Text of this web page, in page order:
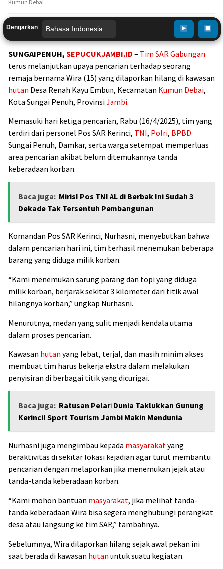
Kumun Debai
Dengarkan
SUNGAIPENUH, SEPUCUKJAMBI.ID – Tim SAR Gabungan
terus melanjutkan upaya pencarian terhadap seorang
remaja bernama Wira (15) yang dilaporkan hilang di kawasan
hutan Desa Renah Kayu Embun, Kecamatan Kumun Debai,
Kota Sungai Penuh, ProvinsiJambi.
Memasuki hari ketiga pencarian, Rabu (16/4/2025), tim yang
terdiri dari personel Pos SAR Kerinci, TNI, Polri, BPBD
Sungai Penuh, Damkar, serta warga setempat memperluas
area pencarian akibat belum ditemukannya tanda
keberadaan korban.
Baca juga: Miris! Pos TNI AL di Berbak Ini Sudah 3
Dekade Tak Tersentuh Pembangunan
Komandan Pos SAR Kerinci, Nurhasni, menyebutkan bahwa
dalam pencarian hari ini, tim berhasil menemukan beberapa
barang yang diduga milik korban.
“Kami menemukan sarung parang dan topi yang diduga
milik korban, berjarak sekitar 3 kilometer dari titik awal
hilangnya korban,” ungkap Nurhasni.
Menurutnya, medan yang sulit menjadi kendala utama
dalam proses pencarian.
Kawasan hutan yang lebat, terjal, dan masih minim akses
membuat tim harus bekerja ekstra dalam melakukan
penyisiran di berbagai titik yang dicurigai.
Baca juga: Ratusan Pelari Dunia Taklukkan Gunung
Kerinci! Sport Tourism Jambi Makin Mendunia
Nurhasni juga mengimbau kepada masyarakat yang
beraktivitas di sekitar lokasi kejadian agar turut membantu
pencarian dengan melaporkan jika menemukan jejak atau
tanda-tanda keberadaan korban.
“Kami mohon bantuan masyarakat, jika melihat tanda-
tanda keberadaan Wira bisa segera menghubungi perangkat
desa atau langsung ke tim SAR,” tambahnya.
Sebelumnya, Wira dilaporkan hilang sejak awal pekan ini
saat berada di kawasan hutan untuk suatu kegiatan.